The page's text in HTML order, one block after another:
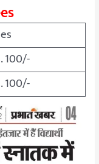
100/-
100/-